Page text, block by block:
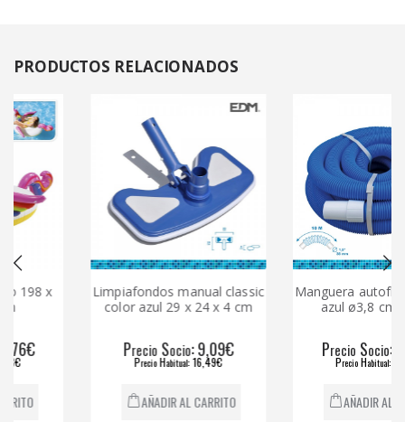
PRODUCTOS RELACIONADOS
x
Limpiafondos manual classic
color azul 29 x 24 x 4 cm
Socio: 9,09€
abitual: 16,49€
AÑADIR AL CARRITO
Manguera autoflotante
azul ø3,8 cm x 10 m
Socio: 29,38€
abitual: 48,55€
AÑADIR AL CARRITO